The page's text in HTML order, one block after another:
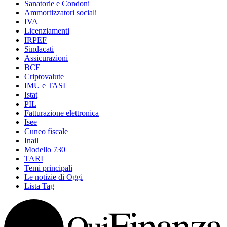
Sanatorie e Condoni
Ammortizzatori sociali
IVA
Licenziamenti
IRPEF
Sindacati
Assicurazioni
BCE
Criptovalute
IMU e TASI
Istat
PIL
Fatturazione elettronica
Isee
Cuneo fiscale
Inail
Modello 730
TARI
Temi principali
Le notizie di Oggi
Lista Tag